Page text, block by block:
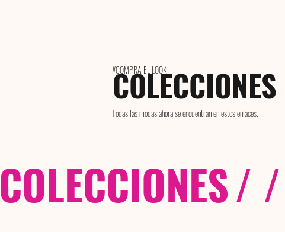
#COMPRA EL LOOK
COLECCIONES
Todas las modas ahora se encuentran en estos enlaces.
COLECCIONES/ /